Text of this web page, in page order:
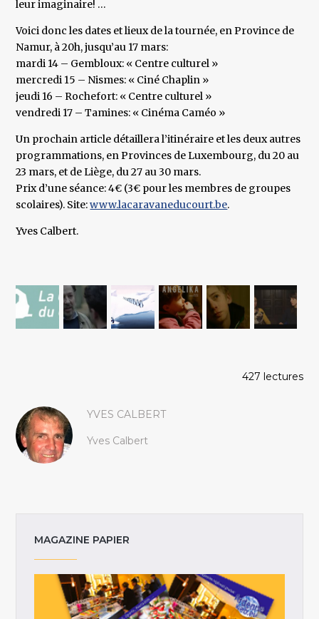
leur imaginaire! …
Voici donc les dates et lieux de la tournée, en Province de
Namur, à 20h, jusqu’au 17 mars:
mardi 14 – Gembloux: « Centre culturel »
mercredi 15 – Nismes: « Ciné Chaplin »
jeudi 16 – Rochefort: « Centre culturel »
vendredi 17 – Tamines: « Cinéma Caméo »
Un prochain article détaillera l’itinéraire et les deux autres
programmations, en Provinces de Luxembourg, du 20 au
23 mars, et de Liège, du 27 au 30 mars.
Prix d’une séance: 4€ (3€ pour les membres de groupes
scolaires). Site:www.lacaravaneducourt.be.
Yves Calbert.
427 lectures
YVES CALBERT
Yves Calbert
MAGAZINE PAPIER